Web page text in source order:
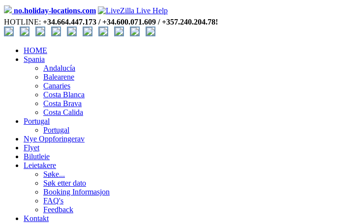
no.holiday-locations.com
HOTLINE: +34.664.447.173 / +34.600.071.609 / +357.240.204.78!
HOME
Spania
Andalucía
Balearene
Canaries
Costa Blanca
Costa Brava
Costa Calida
Portugal
Portugal
Nye Oppforingerav
Flyet
Bilutleie
Leietakere
Søke...
Søk etter dato
Booking Informasjon
FAQ's
Feedback
Kontakt